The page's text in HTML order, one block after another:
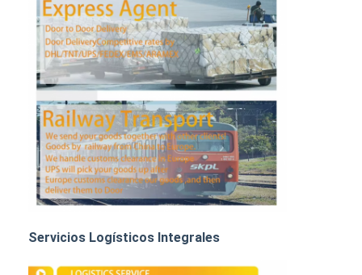
Transporte de mercancías por camión
Servicio de almacenamiento
Servicios Logísticos Integrales